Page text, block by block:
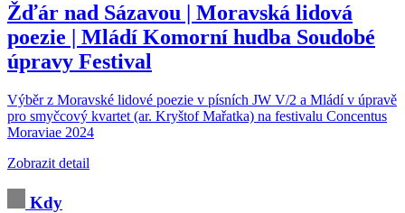
Žďár nad Sázavou | Moravská lidová
poezie | Mládí Komorní hudba Soudobé
úpravy Festival
Výběr z Moravské lidové poezie v písních JW V/2 a Mládí v úpravě
pro smyčcový kvartet (ar. Kryštof Mařatka) na festivalu Concentus
Moraviae 2024
Zobrazit detail
Kdy